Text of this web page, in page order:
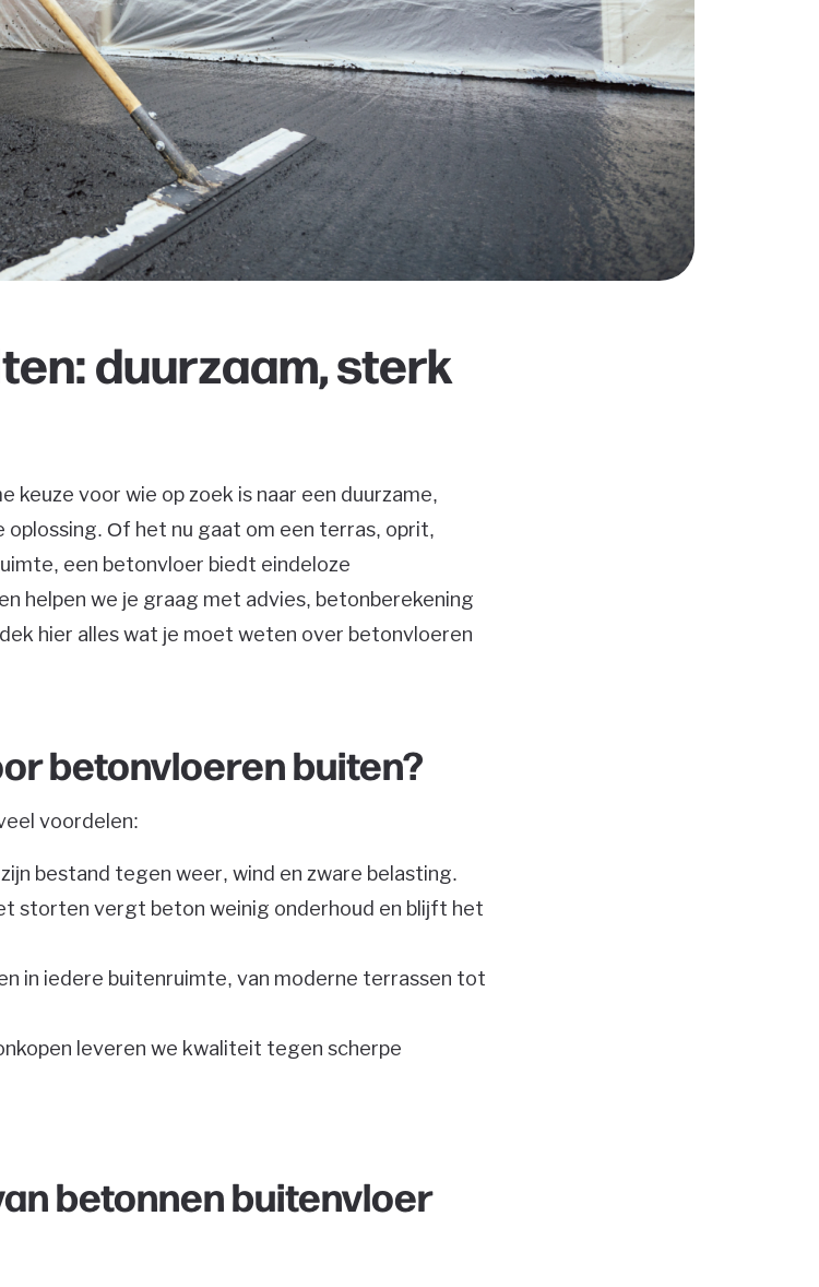
duurzaam, sterk
keuze voor wie op zoek is naar een duurzame,
Of het nu gaat om een terras, oprit,
een betonvloer biedt eindeloze
helpen we je graag met advies, betonberekening
hier alles wat je moet weten over betonvloeren
betonvloeren buiten?
voordelen:
bestand tegen weer, wind en zware belasting.
storten vergt beton weinig onderhoud en blijft het
in iedere buitenruimte, van moderne terrassen tot
leveren we kwaliteit tegen scherpe
betonnen buitenvloer